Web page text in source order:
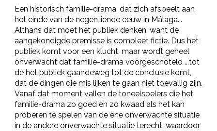
Een historisch familie-drama, dat zich afspeelt aan
het einde van de negentiende eeuw in Málaga...
Althans dat moet het publiek denken, want de
aangekondigde premisse is compleet fictie. Dus het
publiek komt voor een klucht, maar wordt geheel
onverwacht dat familie-drama voorgeschoteld ...tot
de het publiek gaandeweg tot de conclusie komt,
dat de dingen die mis lijken te gaan niet toevallig zijn.
Vanaf dat moment vallen de toneelspelers die het
familie-drama zo goed en zo kwaad als het kan
proberen te spelen van de ene onverwachte situatie
in de andere onverwachte situatie terecht, waardoor